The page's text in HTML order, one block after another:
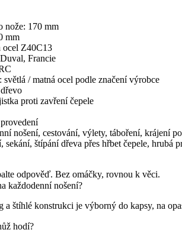
nože: 170 mm
mm
ocel Z40C13
Francie
světlá / matná ocel podle značení výrobce
proti zavření čepele
nošení, cestování, výlety, táboření, krájení
štípání dřeva přes hřbet čepele, hrubá
odpověď. Bez omáčky, rovnou k věci.
každodenní nošení?
štíhlé konstrukci je výborný do kapsy, na
hodí?